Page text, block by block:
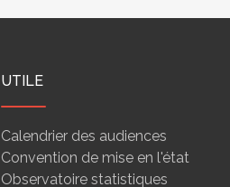
UTILE
Calendrier des audiences
Convention de mise en l'état
Observatoire statistiques